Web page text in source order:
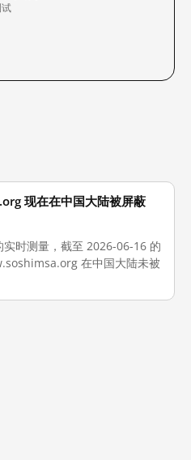
现在在中国大陆被屏蔽
时测量，截至 2026-06-16 的
在中国大陆未被